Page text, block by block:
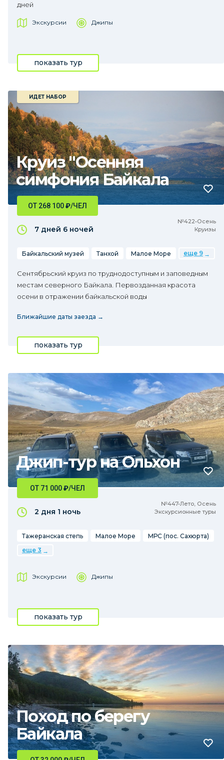
дней
Экскурсии Джипы
показать тур
Круиз "Осенняя
симфония Байкала
ИДЕТ НАБОР
№422•Осень
Круизы
ОТ 268 100₽/ЧЕЛ
7 дней 6 ночей
Байкальский музей Танхой Малое Море еще 9
Сентябрьский круиз по труднодоступным и заповедным
местам северного Байкала. Первозданная красота
осени в отражении байкальской воды
Ближайшие даты заезда →
показать тур
Джип-тур на Ольхон
№447•Лето, Осень
Экскурсионные туры
ОТ 71 000₽/ЧЕЛ
2 дня 1 ночь
Тажеранская степь Малое Море
МРС (пос. Сахюрта)
еще 3
Экскурсии Джипы
показать тур
Поход по берегу
Байкала